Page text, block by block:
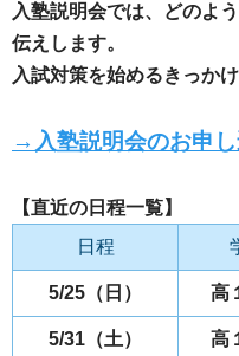
入塾説明会では、どのよ
伝えします。
入試対策を始めるきっか
→入塾説明会のお申
【直近の日程一覧】
日程
5/25（日） 高
5/31（土） 高